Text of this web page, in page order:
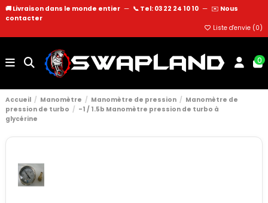
🚚 Livraison dans le monde entier — 📞 Tel: 03 22 24 10 10 — ✉️ Nous
contacter
Liste d'envie (0)
0
Accueil Manomètre Manomètre de pression
Manomètre de
pression de turbo
-1 / 1.5b Manomètre pression de turbo à
glycérine